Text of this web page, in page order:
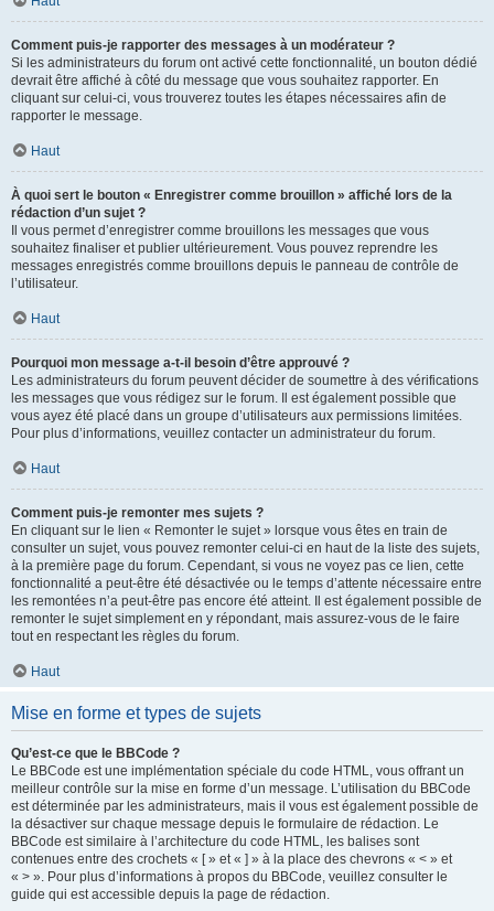
Comment puis-je rapporter des messages à un modérateur ?
Si les administrateurs du forum ont activé cette fonctionnalité, un bouton dédié
devrait être affiché à côté du message que vous souhaitez rapporter. En
cliquant sur celui-ci, vous trouverez toutes les étapes nécessaires afin de
rapporter le message.
Haut
À quoi sert le bouton « Enregistrer comme brouillon » affiché lors de la
rédaction d’un sujet ?
Il vous permet d’enregistrer comme brouillons les messages que vous
souhaitez finaliser et publier ultérieurement. Vous pouvez reprendre les
messages enregistrés comme brouillons depuis le panneau de contrôle de
l’utilisateur.
Haut
Pourquoi mon message a-t-il besoin d’être approuvé ?
Les administrateurs du forum peuvent décider de soumettre à des vérifications
les messages que vous rédigez sur le forum. Il est également possible que
vous ayez été placé dans un groupe d’utilisateurs aux permissions limitées.
Pour plus d’informations, veuillez contacter un administrateur du forum.
Haut
Comment puis-je remonter mes sujets ?
En cliquant sur le lien « Remonter le sujet » lorsque vous êtes en train de
consulter un sujet, vous pouvez remonter celui-ci en haut de la liste des sujets,
à la première page du forum. Cependant, si vous ne voyez pas ce lien, cette
fonctionnalité a peut-être été désactivée ou le temps d’attente nécessaire entre
les remontées n’a peut-être pas encore été atteint. Il est également possible de
remonter le sujet simplement en y répondant, mais assurez-vous de le faire
tout en respectant les règles du forum.
Haut
Mise en forme et types de sujets
Qu’est-ce que le BBCode ?
Le BBCode est une implémentation spéciale du code HTML, vous offrant un
meilleur contrôle sur la mise en forme d’un message. L’utilisation du BBCode
est déterminée par les administrateurs, mais il vous est également possible de
la désactiver sur chaque message depuis le formulaire de rédaction. Le
BBCode est similaire à l’architecture du code HTML, les balises sont
contenues entre des crochets « [ » et « ] » à la place des chevrons « < » et
« > ». Pour plus d’informations à propos du BBCode, veuillez consulter le
guide qui est accessible depuis la page de rédaction.